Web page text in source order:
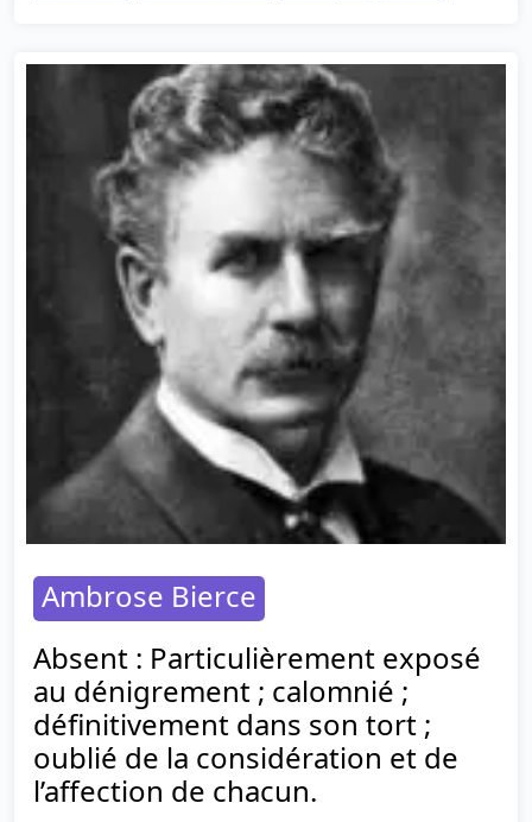
Ambrose Bierce
Absent : Particulièrement exposé
au dénigrement ; calomnié ;
définitivement dans son tort ;
oublié de la considération et de
l’affection de chacun.